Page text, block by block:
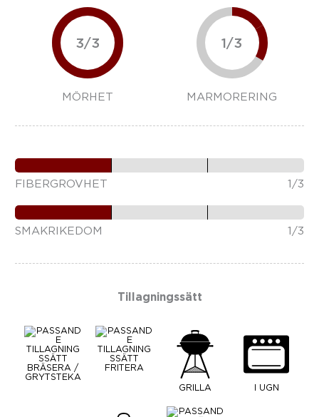
3/3
MÖRHET
1/3
MARMORERING
FIBERGROVHET 1/3
SMAKRIKEDOM 1/3
Tillagningssätt
BRÄSERA /
GRYTSTEKA
FRITERA
GRILLA I UGN